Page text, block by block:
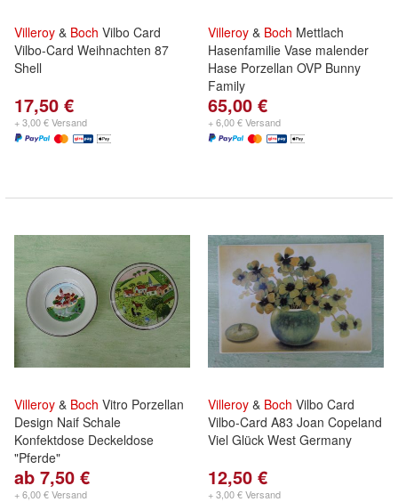
Villeroy & Boch Vilbo Card
Vilbo-Card Weihnachten 87
Shell
17,50 €
+ 3,00 € Versand
Villeroy & Boch Mettlach
Hasenfamilie Vase malender
Hase Porzellan OVP Bunny
Family
65,00 €
+ 6,00 € Versand
Villeroy & Boch Vitro Porzellan
Design Naif Schale
Konfektdose Deckeldose
"Pferde"
ab 7,50 €
+ 6,00 € Versand
Villeroy & Boch Vilbo Card
Vilbo-Card A83 Joan Copeland
Viel Glück West Germany
12,50 €
+ 3,00 € Versand